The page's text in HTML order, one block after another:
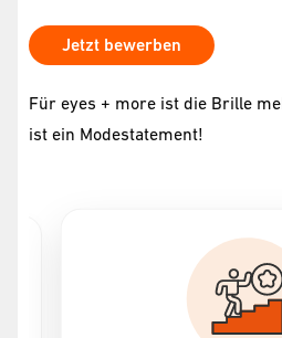
Jetzt bewerben
Für eyes + more ist die Brille
ist ein Modestatement!